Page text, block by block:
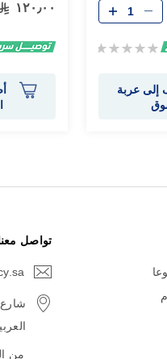
Rating:
عربة
١٢٠٫٠٠
تواصل